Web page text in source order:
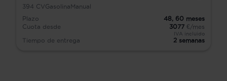
394 CVGasolina Manual
Plazo
48, 60 meses
Cuota desde
3077 €/mes
IVA incluido
Tiempo de entrega 2 semanas